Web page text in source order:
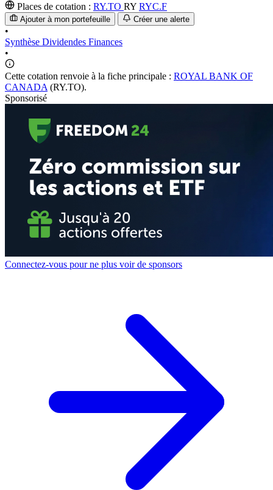
Places de cotation : RY.TO RY RYC.F
Ajouter à mon portefeuille Créer une alerte
•
Synthèse Dividendes Finances
•
Cette cotation renvoie à la fiche principale : ROYAL BANK OF
CANADA (RY.TO).
Sponsorisé
Connectez-vous pour ne plus voir de sponsors